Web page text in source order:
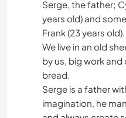
Serge, the father;
years old) and
Frank (23 years old).
We live in an old
by us, big work
bread.
Serge is a father
imagination, he